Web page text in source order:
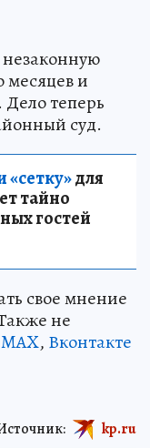
месяцев и
теперь
суд.
для
тайно
гостей
свое мнение
не
MAX, Вконтакте
kp.ru